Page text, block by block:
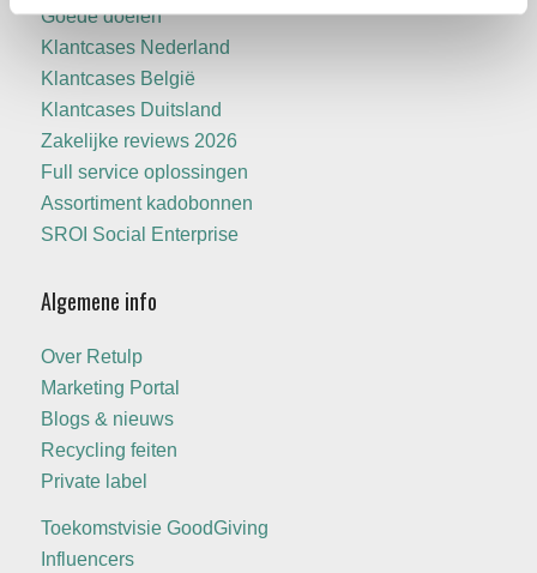
Goede doelen
Klantcases Nederland
Klantcases België
Klantcases Duitsland
Zakelijke reviews 2026
Full service oplossingen
Assortiment kadobonnen
SROI Social Enterprise
Algemene info
Over Retulp
Marketing Portal
Blogs & nieuws
Recycling feiten
Private label
Toekomstvisie GoodGiving
Influencers